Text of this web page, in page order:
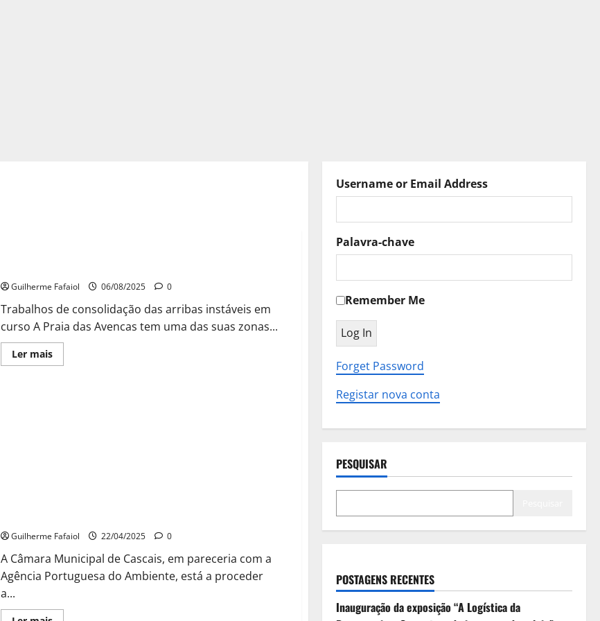
Guilherme Fafaiol 06/08/2025 0
Trabalhos de consolidação das arribas instáveis em
curso A Praia das Avencas tem uma das suas zonas...
Ler maisLeia
mais
Guilherme Fafaiol 22/04/2025 0
A Câmara Municipal de Cascais, em pareceria com a
Agência Portuguesa do Ambiente, está a proceder
a...
Username or Email Address
Palavra-chave
Remember Me
Forget Password
Registar nova conta
PESQUISAR
POSTAGENS RECENTES
Inauguração da exposição “A Logística da